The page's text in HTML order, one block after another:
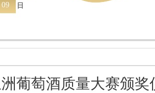
09 日
葡萄酒质量大赛颁